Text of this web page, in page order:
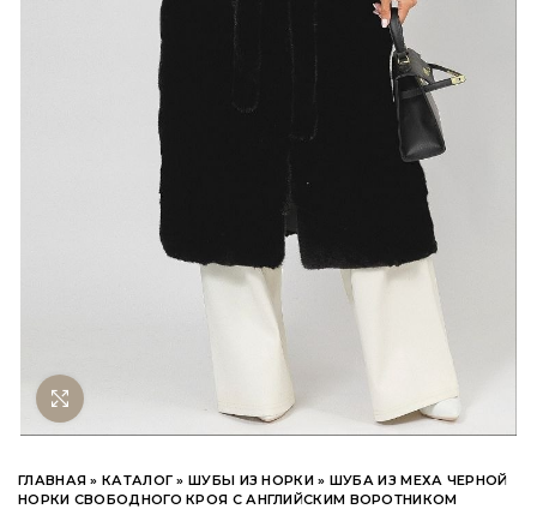
ГЛАВНАЯ »КАТАЛОГ »ШУБЫ ИЗ НОРКИ» ШУБА ИЗ МЕХА ЧЕРНОЙ
НОРКИ СВОБОДНОГО КРОЯ С АНГЛИЙСКИМ ВОРОТНИКОМ